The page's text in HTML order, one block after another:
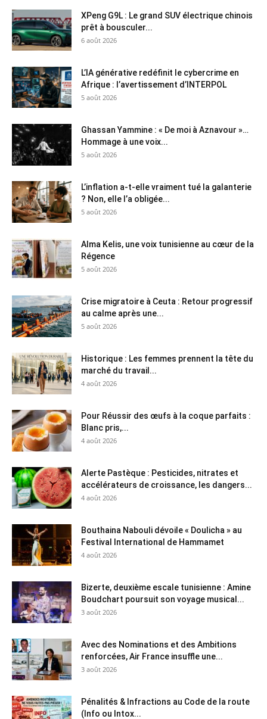
XPeng G9L : Le grand SUV électrique chinois
prêt à bousculer...
6 août 2026
L’IA générative redéfinit le cybercrime en
Afrique : l’avertissement d’INTERPOL
5 août 2026
Ghassan Yammine : « De moi à Aznavour »…
Hommage à une voix...
5 août 2026
L’inflation a-t-elle vraiment tué la galanterie
? Non, elle l’a obligée...
5 août 2026
Alma Kelis, une voix tunisienne au cœur de la
Régence
5 août 2026
Crise migratoire à Ceuta : Retour progressif
au calme après une...
5 août 2026
Historique : Les femmes prennent la tête du
marché du travail...
4 août 2026
Pour Réussir des œufs à la coque parfaits :
Blanc pris,...
4 août 2026
Alerte Pastèque : Pesticides, nitrates et
accélérateurs de croissance, les dangers...
4 août 2026
Bouthaina Nabouli dévoile « Doulicha » au
Festival International de Hammamet
4 août 2026
Bizerte, deuxième escale tunisienne : Amine
Boudchart poursuit son voyage musical...
3 août 2026
Avec des Nominations et des Ambitions
renforcées, Air France insuffle une...
3 août 2026
Pénalités & Infractions au Code de la route
(Info ou Intox...